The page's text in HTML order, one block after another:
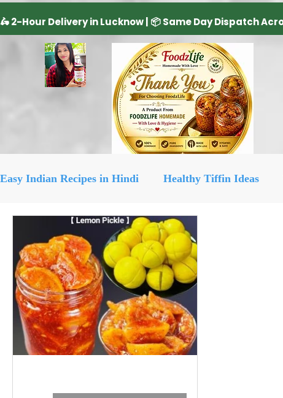
Easy Indian Recipes in Hindi Healthy Tiffin Ideas
Dairy Product cake recipe
अचार - चटनी Cleaning Hacks
भारतीय नाश्ते (Indian Snacks) आम का अचार